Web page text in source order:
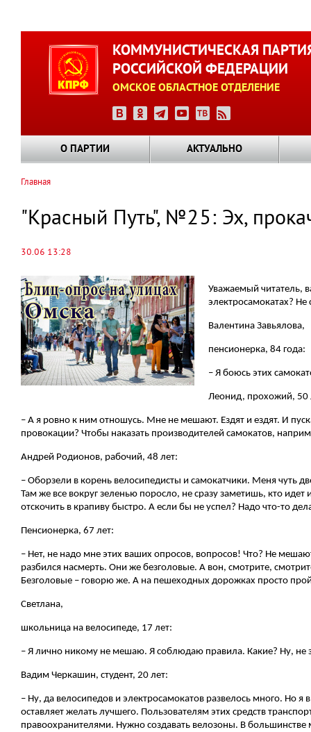
КОММУНИСТИЧЕСКАЯ
РОССИЙСКОЙ ФЕДЕРАЦИИ
ОМСКОЕ ОБЛАСТНОЕ ОТДЕЛЕНИЕ
О ПАРТИИ АКТУАЛЬНО
навигации
Главная
"Красный Путь", №25: Эх,
30.06 13:28
Уважаемый читатель,
электросамокатах?
Валентина Завьялова,
пенсионерка, 84 года:
– Я боюсь этих
Леонид, прохожий, 50
– А я ровно к ним отношусь. Мне не мешают. Ездят и ездят. И
провокации? Чтобы наказать производителей самокатов,
Андрей Родионов, рабочий, 48 лет:
– Оборзели в корень велосипедисты и самокатчики. Меня чуть
Там же все вокруг зеленью поросло, не сразу заметишь, кто
отскочить в крапиву быстро. А если бы не успел? Надо что-то
Пенсионерка, 67 лет:
– Нет, не надо мне этих ваших опросов, вопросов! Что? Не
разбился насмерть. Они же безголовые. А вон, смотрите,
Безголовые – говорю же. А на пешеходных дорожках просто
Светлана,
школьница на велосипеде, 17 лет:
– Я лично никому не мешаю. Я соблюдаю правила. Какие? Ну, не
Вадим Черкашин, студент, 20 лет:
– Ну, да велосипедов и электросамокатов развелось много. Но
оставляет желать лучшего. Пользователям этих средств
правоохранителями. Нужно создавать велозоны. В большинстве